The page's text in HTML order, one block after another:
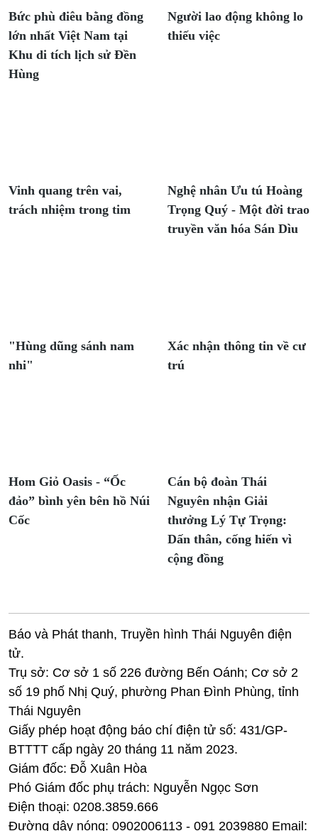
Bức phù điêu bằng đồng
lớn nhất Việt Nam tại
Khu di tích lịch sử Đền
Hùng
Người lao động không lo
thiếu việc
Vinh quang trên vai,
trách nhiệm trong tim
Nghệ nhân Ưu tú Hoàng
Trọng Quý - Một đời trao
truyền văn hóa Sán Dìu
"Hùng dũng sánh nam
nhi"
Xác nhận thông tin về cư
trú
Hom Giỏ Oasis - “Ốc
đảo” bình yên bên hồ Núi
Cốc
Cán bộ đoàn Thái
Nguyên nhận Giải
thưởng Lý Tự Trọng:
Dấn thân, cống hiến vì
cộng đồng
Báo và Phát thanh, Truyền hình Thái Nguyên điện
tử.
Trụ sở: Cơ sở 1 số 226 đường Bến Oánh; Cơ sở 2
số 19 phố Nhị Quý, phường Phan Đình Phùng, tỉnh
Thái Nguyên
Giấy phép hoạt động báo chí điện tử số: 431/GP-
BTTTT cấp ngày 20 tháng 11 năm 2023.
Giám đốc: Đỗ Xuân Hòa
Phó Giám đốc phụ trách: Nguyễn Ngọc Sơn
Điện thoại: 0208.3859.666
Đường dây nóng: 0902006113 - 091 2039880 Email: